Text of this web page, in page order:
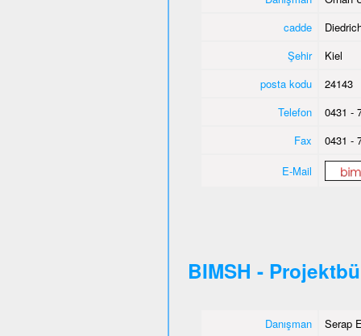
cadde
Şehir
Kiel
posta kodu
24143
Telefon
0431 -
Fax
0431 -
E-Mail
BIMSH -
Danışman
Serap